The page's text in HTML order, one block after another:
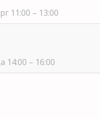
11:00 – 13:00
14:00 – 16:00